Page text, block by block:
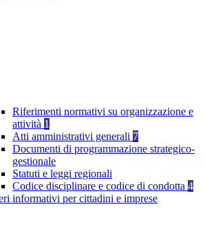
Riferimenti normativi su organizzazione e
attività 1
Atti amministrativi generali 7
Documenti di programmazione strategico-
gestionale
Statuti e leggi regionali
Codice disciplinare e codice di condotta 4
informativi per cittadini e imprese